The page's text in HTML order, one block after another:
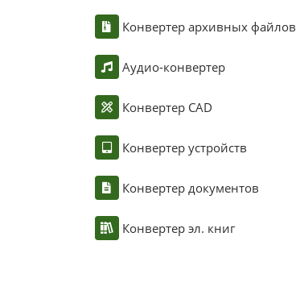
Конвертер архивных файлов
Аудио-конвертер
Конвертер CAD
Конвертер устройств
Конвертер документов
Конвертер эл. книг